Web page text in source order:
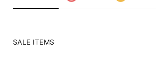
SALE ITEMS